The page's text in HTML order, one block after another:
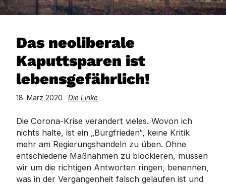
Das neoliberale
Kaputtsparen ist
lebensgefährlich!
18. März 2020 Die Linke
Die Corona-Krise verändert vieles. Wovon ich
nichts halte, ist ein „Burgfrieden“, keine Kritik
mehr am Regierungshandeln zu üben. Ohne
entschiedene Maßnahmen zu blockieren, müssen
wir um die richtigen Antworten ringen, benennen,
was in der Vergangenheit falsch gelaufen ist und